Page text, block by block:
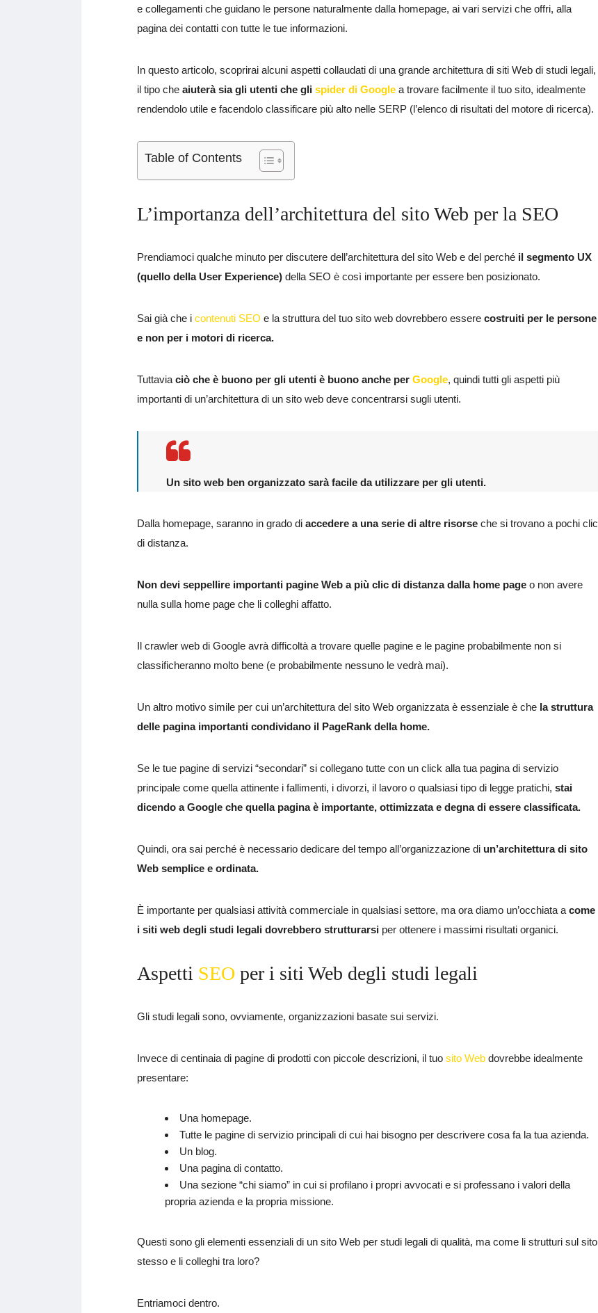
e collegamenti che guidano le persone naturalmente dalla homepage, ai vari servizi che offri, alla
pagina dei contatti con tutte le tue informazioni.
In questo articolo, scoprirai alcuni aspetti collaudati di una grande architettura di siti Web di studi legali,
il tipo che aiuterà sia gli utenti che gli spider di Google a trovare facilmente il tuo sito, idealmente
rendendolo utile e facendolo classificare più alto nelle SERP (l’elenco di risultati del motore di ricerca).
Table of Contents
L’importanza dell’architettura del sito Web per la SEO
Prendiamoci qualche minuto per discutere dell’architettura del sito Web e del perché il segmento UX
(quello della User Experience) della SEO è così importante per essere ben posizionato.
Sai già che i contenuti SEO e la struttura del tuo sito web dovrebbero essere costruiti per le persone
e non per i motori di ricerca.
Tuttavia ciò che è buono per gli utenti è buono anche per Google, quindi tutti gli aspetti più
importanti di un’architettura di un sito web deve concentrarsi sugli utenti.
Un sito web ben organizzato sarà facile da utilizzare per gli utenti.
Dalla homepage, saranno in grado di accedere a una serie di altre risorse che si trovano a pochi clic
di distanza.
Non devi seppellire importanti pagine Web a più clic di distanza dalla home page o non avere
nulla sulla home page che li colleghi affatto.
Il crawler web di Google avrà difficoltà a trovare quelle pagine e le pagine probabilmente non si
classificheranno molto bene (e probabilmente nessuno le vedrà mai).
Un altro motivo simile per cui un’architettura del sito Web organizzata è essenziale è che la struttura
delle pagina importanti condividano il PageRank della home.
Se le tue pagine di servizi “secondari” si collegano tutte con un click alla tua pagina di servizio
principale come quella attinente i fallimenti, i divorzi, il lavoro o qualsiasi tipo di legge pratichi, stai
dicendo a Google che quella pagina è importante, ottimizzata e degna di essere classificata.
Quindi, ora sai perché è necessario dedicare del tempo all’organizzazione di un’architettura di sito
Web semplice e ordinata.
È importante per qualsiasi attività commerciale in qualsiasi settore, ma ora diamo un’occhiata a come
i siti web degli studi legali dovrebbero strutturarsi per ottenere i massimi risultati organici.
Aspetti SEO per i siti Web degli studi legali
Gli studi legali sono, ovviamente, organizzazioni basate sui servizi.
Invece di centinaia di pagine di prodotti con piccole descrizioni, il tuo sito Web dovrebbe idealmente
presentare:
Una homepage.
Tutte le pagine di servizio principali di cui hai bisogno per descrivere cosa fa la tua azienda.
Un blog.
Una pagina di contatto.
Una sezione “chi siamo” in cui si profilano i propri avvocati e si professano i valori della
propria azienda e la propria missione.
Questi sono gli elementi essenziali di un sito Web per studi legali di qualità, ma come li strutturi sul sito
stesso e li colleghi tra loro?
Entriamoci dentro.